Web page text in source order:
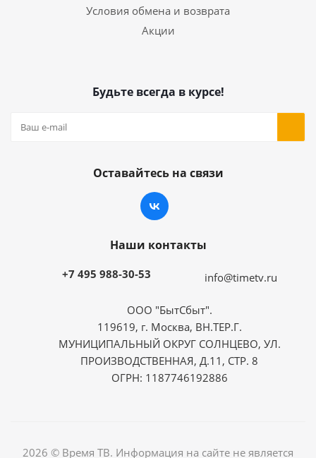
Условия обмена и возврата
Акции
Будьте всегда в курсе!
Оставайтесь на связи
Наши контакты
+7 495 988-30-53 info@timetv.ru
ООО "БытСбыт".
119619, г. Москва, ВН.ТЕР.Г.
МУНИЦИПАЛЬНЫЙ ОКРУГ СОЛНЦЕВО, УЛ.
ПРОИЗВОДСТВЕННАЯ, Д.11, СТР. 8
ОГРН: 1187746192886
2026 © Время ТВ. Информация на сайте не является